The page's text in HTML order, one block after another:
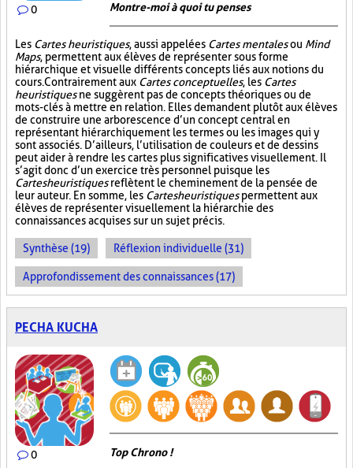
0 Montre-moi à quoi tu penses
Les Cartes heuristiques, aussi appelées Cartes mentalesou Mind
Maps, permettent aux élèves de représenter sous forme
hiérarchique et visuelle différents concepts liés aux notions du
cours. Contrairement aux Cartes conceptuelles, les Cartes
heuristiquesne suggèrent pas de concepts théoriques ou de
mots-clés à mettre en relation. Elles demandent plutôt aux élèves
de construire une arborescence d’un concept central en
représentant hiérarchiquement les termes ou les images qui y
sont associés. D’ailleurs, l’utilisation de couleurs et de dessins
peut aider à rendre les cartes plus significatives visuellement. Il
s’agit donc d’un exercice très personnel puisque les
Cartes heuristiquesreflètent le cheminement de la pensée de
leur auteur. En somme, les Cartes heuristiquespermettent aux
élèves de représenter visuellement la hiérarchie des
connaissances acquises sur un sujet précis.
Synthèse (19) Réflexion individuelle (31)
Approfondissement des connaissances (17)
PECHA KUCHA
0 Top Chrono !